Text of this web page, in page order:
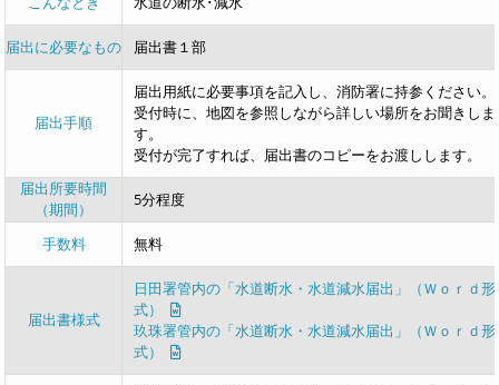
届出に必要なもの 届出書１部
届出手順
届出用紙に必要事項を記入し、消防署に持参ください。
受付時に、地図を参照しながら詳しい場所をお聞きしま
す。
受付が完了すれば、届出書のコピーをお渡しします。
届出所要時間
（期間）
5分程度
手数料 無料
届出書様式
日田署管内の「水道断水・水道減水届出」（Ｗｏｒｄ形
式）
玖珠署管内の「水道断水・水道減水届出」（Ｗｏｒｄ形
式）